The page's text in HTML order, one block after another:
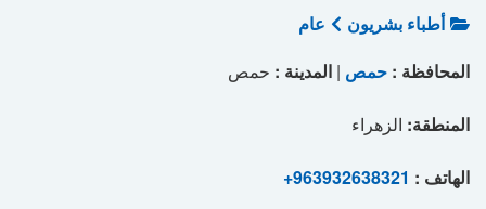
أطباء بشريون
عام
المحافظة : حمص | المدينة : حمص
المنطقة: الزهراء
الهاتف : +963932638321